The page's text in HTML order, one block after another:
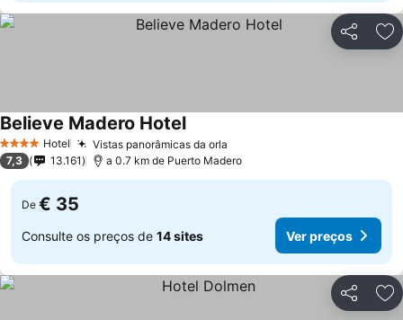
Partilhar
4 EstrelasHotel Vistas panorâmicas da orla
Believe Madero Hotel
7,3 13.161 a 0.7 km de Puerto Madero
De € 35
Consulte os preços de 14 sites Ver preços
Partilhar